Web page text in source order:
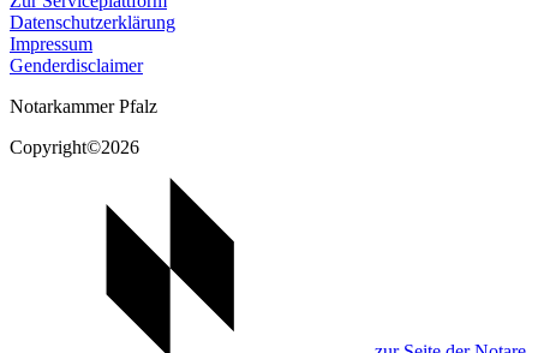
Datenschutzerklärung
Impressum
Genderdisclaimer
Notarkammer Pfalz
Copyright©2026